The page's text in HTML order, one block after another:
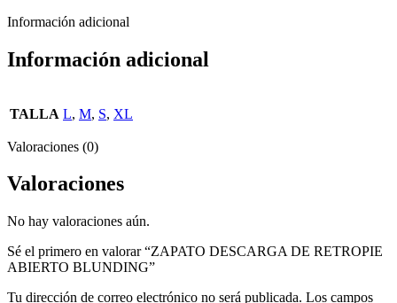
Información adicional
Información adicional
TALLA L, M, S, XL
Valoraciones (0)
Valoraciones
No hay valoraciones aún.
Sé el primero en valorar “ZAPATO DESCARGA DE RETROPIE
ABIERTO BLUNDING”
Tu dirección de correo electrónico no será publicada. Los campos